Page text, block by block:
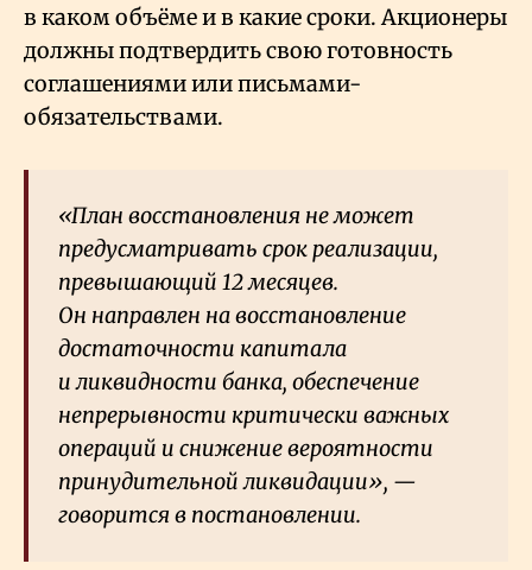
в каком объёме и в какие сроки. Акционеры
должны подтвердить свою готовность
соглашениями или письмами-
обязательствами.
«План восстановления не может
предусматривать срок реализации,
превышающий 12 месяцев.
Он направлен на восстановление
достаточности капитала
и ликвидности банка, обеспечение
непрерывности критически важных
операций и снижение вероятности
принудительной ликвидации», —
говорится в постановлении.